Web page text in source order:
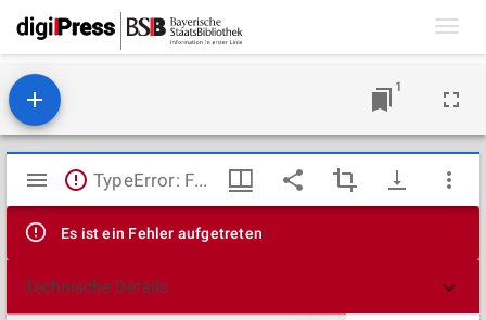
1
Mirador
Viewer
TypeError: Failed to fetch
Es ist ein Fehler aufgetreten
Technische Details